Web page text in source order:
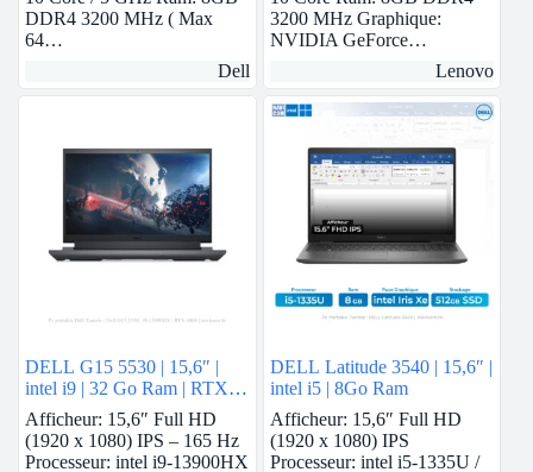
DDR4 3200 MHz ( Max
64…
Dell
3200 MHz Graphique:
NVIDIA GeForce…
Lenovo
DELL G15 5530 | 15,6″ |
intel i9 | 32 Go Ram | RTX
4060
Afficheur: 15,6″ Full HD
(1920 x 1080) IPS – 165 Hz
Processeur: intel i9-13900HX
DELL Latitude 3540 | 15,6″ |
intel i5 | 8Go Ram
Afficheur: 15,6″ Full HD
(1920 x 1080) IPS
Processeur: intel i5-1335U /